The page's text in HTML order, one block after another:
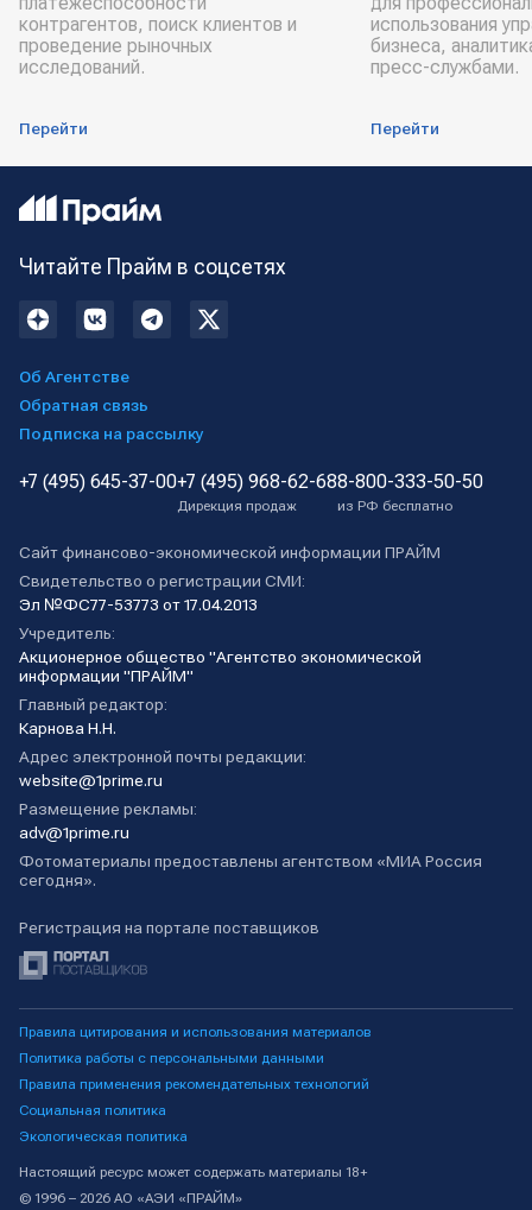
контрагентов, поиск клиентов и
проведение рыночных
исследований.
Перейти
использования
бизнеса,
пресс-службами.
Перейти
Читайте Прайм в соцсетях
Об Агентстве
Обратная связь
Подписка на рассылку
+7 (495) 645-37-00+7 (495) 968-62-68
Дирекция продаж
8-800-333-50-50
из РФ бесплатно
Сайт финансово-экономической информации ПРАЙМ
Свидетельство о регистрации СМИ:
Эл №ФС77-53773 от 17.04.2013
Учредитель:
Акционерное общество "Агентство экономической
информации "ПРАЙМ"
Главный редактор:
Карнова Н.Н.
Адрес электронной почты редакции:
website@1prime.ru
Размещение рекламы:
adv@1prime.ru
Фотоматериалы предоставлены агентством «МИА Россия
сегодня».
Регистрация на портале поставщиков
Правила цитирования и использования материалов
Политика работы с персональными данными
Правила применения рекомендательных технологий
Социальная политика
Экологическая политика
Настоящий ресурс может содержать материалы 18+
© 1996 – 2026 АО «АЭИ «ПРАЙМ»